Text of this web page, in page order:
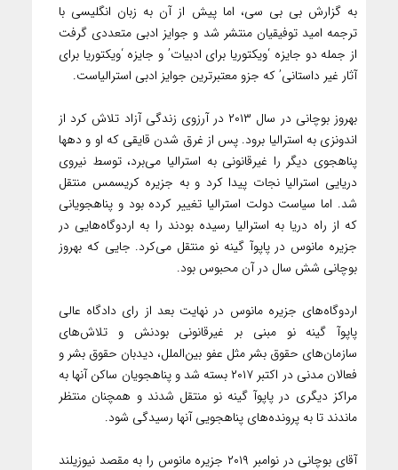
به گزارش بی بی سی، اما پیش از آن به زبان انگلیسی با
ترجمه امید توفیقیان منتشر شد و جوایز ادبی متعددی گرفت
از جمله دو جایزه ‘ویکتوریا برای ادبیات’ و جایزه ‘ویکتوریا برای
آثار غیر داستانی’ که جزو معتبرترین جوایز ادبی استرالیاست. ‌‌‌
‌بهروز بوچانی در سال ۲۰۱۳ در آرزوی زندگی آزاد تلاش کرد از
اندونزی به استرالیا برود. پس از غرق شدن قایقی که او و دهها
پناهجوی دیگر را غیرقانونی به استرالیا می‌برد، توسط نیروی
دریایی استرالیا نجات پیدا کرد و به جزیره کریسمس منتقل
شد. اما سیاست دولت استرالیا تغییر کرده بود و پناهجویانی
که از راه دریا به استرالیا رسیده بودند را به اردوگاه‌هایی در
جزیره مانوس در پاپوآ گینه نو منتقل می‌کرد. جایی که بهروز
بوچانی شش سال در آن محبوس بود. ‌
اردوگاه‌های جزیره مانوس در نهایت بعد از رای دادگاه عالی
پاپوآ گینه نو مبنی بر غیرقانونی بودنش و تلاش‌های
سازمان‌های حقوق بشر مثل عفو بین‌الملل، دیدبان حقوق بشر و
فعالان مدنی در اکتبر ۲۰۱۷ بسته شد و پناهجویان ساکن آنها به
مراکز دیگری در پاپوآ گینه نو منتقل شدند و همچنان منتظر
ماندند تا به پرونده‌های پناهجویی آنها رسیدگی شود. ‌
آقای بوچانی در نوامبر ۲۰۱۹ جزیره مانوس را به مقصد نیوزیلند